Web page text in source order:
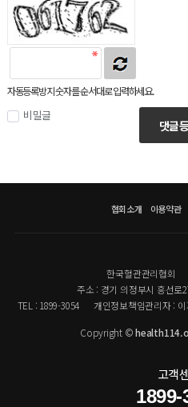
자동등록방지 숫자를 순서대로 입력하세요.
비밀글
댓글
협회소개 이용약관
한국혈관관리협회
주소 : 경기 의정부시 흥선로
TEL : 1899-3054
개인정보책임관리자 : 이
Copyright ©
고객
1899-